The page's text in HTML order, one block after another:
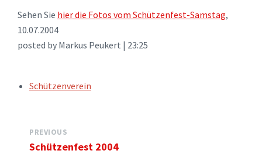
Sehen Sie hier die Fotos vom Schützenfest-Samstag,
10.07.2004
posted by Markus Peukert | 23:25
TAGS:Schützenverein
PREVIOUS
Schützenfest 2004